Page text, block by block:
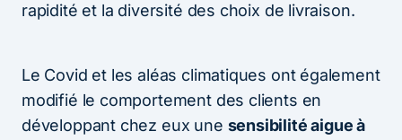
rapidité et la diversité des choix de livraison.
Le Covid et les aléas climatiques ont également
modifié le comportement des clients en
développant chez eux une sensibilité aigue à